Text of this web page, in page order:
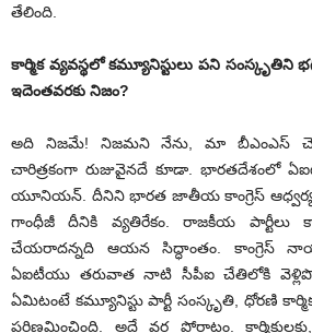
తేలింది.
కార్మిక వ్యవస్థలో కమ్యూనిస్టులు పని సంస్కృతిని
ఇదెంతవరకు నిజం?
అది నిజమే! నిజమని నేను, మా బీఎంఎస్‌
చారిత్రకంగా రుజువైనదే కూడా. భారతదేశంలో
యూనియన్‌. దీనిని భారత జాతీయ కాంగ్రెస్‌
గాంధీజీ దీనికి వ్యతిరేకం. రాజకీయ పార్టీలు
చేయరాదన్నది ఆయన సిద్ధాంతం. కాంగ్రెస్‌
ఏఐటీయు తరువాత నాటి సీపీఐ చేతిలోకి
ఏమిటంటే కమ్యూనిస్టు పార్టీ సంస్కృతి, ధోరణి
పరిణమించింది. అదే వర్గ పోరాటం.